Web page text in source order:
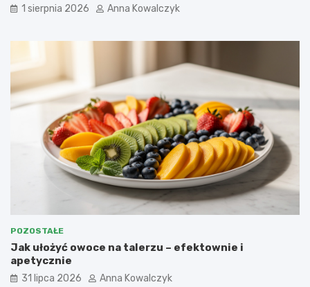
1 sierpnia 2026 Anna Kowalczyk
POZOSTAŁE
Jak ułożyć owoce na talerzu – efektownie i
apetycznie
31 lipca 2026 Anna Kowalczyk